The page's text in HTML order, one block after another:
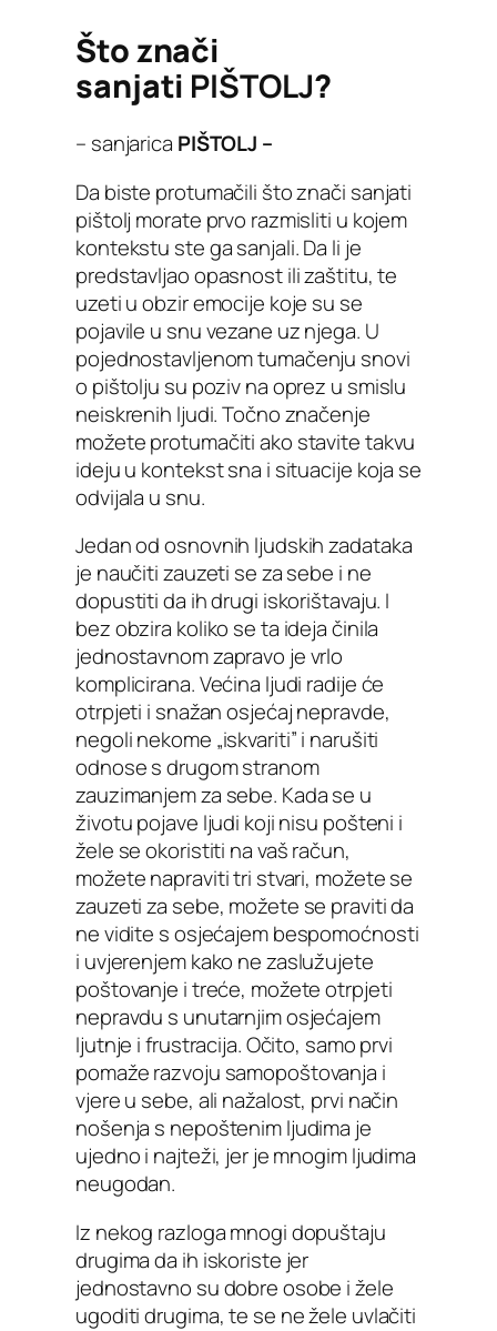
Što znači
sanjati PIŠTOLJ?
– sanjarica PIŠTOLJ –
Da biste protumačili što znači sanjati
pištolj morate prvo razmisliti u kojem
kontekstu ste ga sanjali. Da li je
predstavljao opasnost ili zaštitu, te
uzeti u obzir emocije koje su se
pojavile u snu vezane uz njega. U
pojednostavljenom tumačenju snovi
o pištolju su poziv na oprez u smislu
neiskrenih ljudi. Točno značenje
možete protumačiti ako stavite takvu
ideju u kontekst sna i situacije koja se
odvijala u snu.
Jedan od osnovnih ljudskih zadataka
je naučiti zauzeti se za sebe i ne
dopustiti da ih drugi iskorištavaju. I
bez obzira koliko se ta ideja činila
jednostavnom zapravo je vrlo
komplicirana. Većina ljudi radije će
otrpjeti i snažan osjećaj nepravde,
negoli nekome „iskvariti” i narušiti
odnose s drugom stranom
zauzimanjem za sebe. Kada se u
životu pojave ljudi koji nisu pošteni i
žele se okoristiti na vaš račun,
možete napraviti tri stvari, možete se
zauzeti za sebe, možete se praviti da
ne vidite s osjećajem bespomoćnosti
i uvjerenjem kako ne zaslužujete
poštovanje i treće, možete otrpjeti
nepravdu s unutarnjim osjećajem
ljutnje i frustracija. Očito, samo prvi
pomaže razvoju samopoštovanja i
vjere u sebe, ali nažalost, prvi način
nošenja s nepoštenim ljudima je
ujedno i najteži, jer je mnogim ljudima
neugodan.
Iz nekog razloga mnogi dopuštaju
drugima da ih iskoriste jer
jednostavno su dobre osobe i žele
ugoditi drugima, te se ne žele uvlačiti